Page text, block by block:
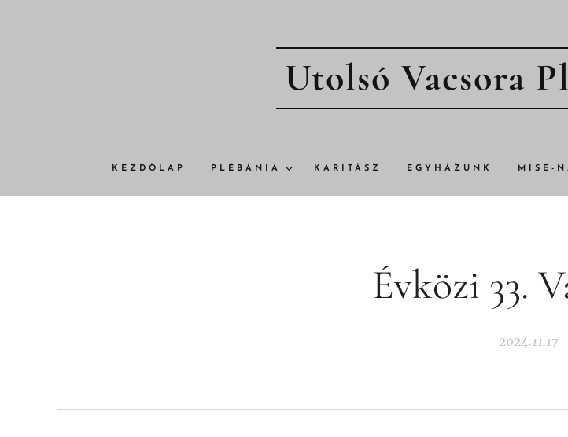
Utolsó Vacsora
KEZDŐLAP PLÉBÁNIA KARITÁSZ EGYHÁZUNK MISE-
Évközi 33.
2024.11.17